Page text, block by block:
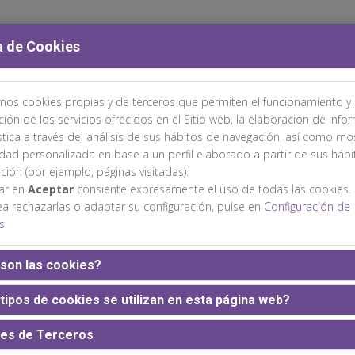
de Cookies
cookies propias y de terceros que permiten el funcionamiento y
de los servicios ofrecidos en el Sitio web, la elaboración de
a través del análisis de sus hábitos de navegación, así como
personalizada en base a un perfil elaborado a partir de sus
(por ejemplo, páginas visitadas).
en Aceptar consiente expresamente el uso de todas las cookies.
rechazarlas o adaptar su configuración, pulse en Configuración de
.
las cookies?
de cookies se utilizan en esta página web?
de Terceros
ÁREA CIENTÍFICA INSCRIPCIONES ALOJAMIENTO
Web patrocinada por: